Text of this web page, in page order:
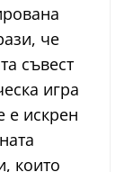
че
съвест
игра
е искрен
които